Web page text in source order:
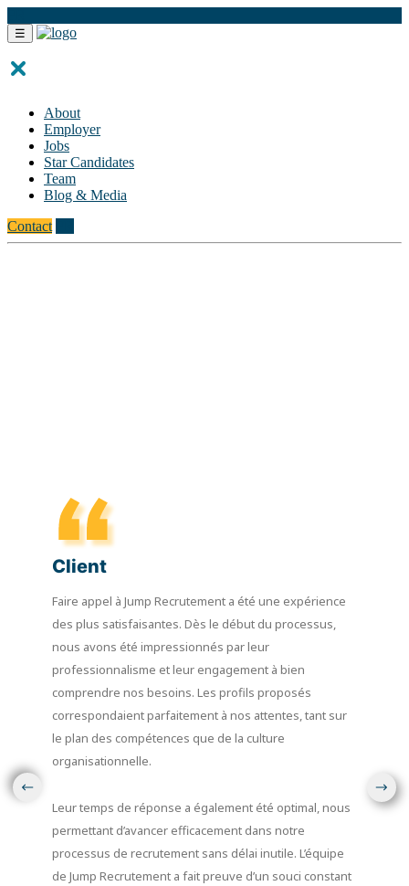
☰
About
Employer
Jobs
Star Candidates
Team
Blog & Media
Contact
Client
Faire appel à Jump Recrutement a été une expérience
des plus satisfaisantes. Dès le début du processus,
nous avons été impressionnés par leur
professionnalisme et leur engagement à bien
comprendre nos besoins. Les profils proposés
correspondaient parfaitement à nos attentes, tant sur
le plan des compétences que de la culture
organisationnelle.
Leur temps de réponse a également été optimal, nous
permettant d’avancer efficacement dans notre
processus de recrutement sans délai inutile. L’équipe
de Jump Recrutement a fait preuve d’un souci constant